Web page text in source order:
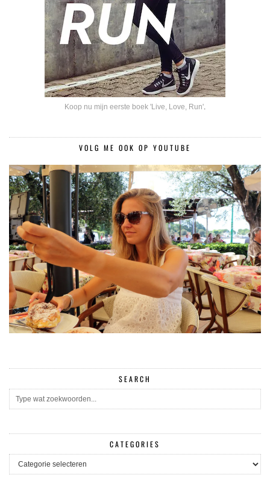
Koop nu mijn eerste boek 'Live, Love, Run'.
VOLG ME OOK OP YOUTUBE
SEARCH
CATEGORIES
CATEGORIES